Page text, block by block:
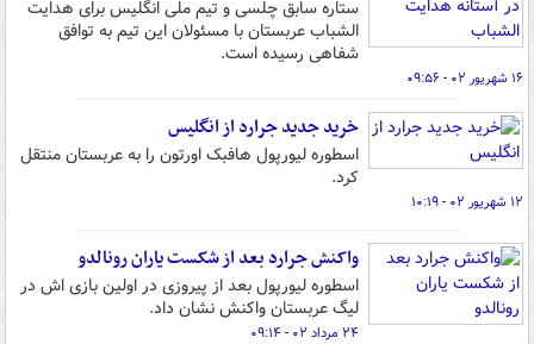
ستاره سابق چلسی و تیم ملی انگلیس برای هدایت
الشباب عربستان با مسئولان این تیم به توافق
شفاهی رسیده است.
۱۶ شهریور ۰۲ - ۰۹:۵۶
خرید جدید جرارد از انگلیس
اسطوره لیورپول هافبک اورتون را به عربستان منتقل
کرد.
۱۲ شهریور ۰۲ - ۱۰:۱۹
واکنش جرارد بعد از شکست یاران رونالدو
اسطوره لیورپول بعد از پیروزی در اولین بازی اش در
لیگ عربستان واکنش نشان داد.
۲۴ مرداد ۰۲ - ۰۹:۱۴